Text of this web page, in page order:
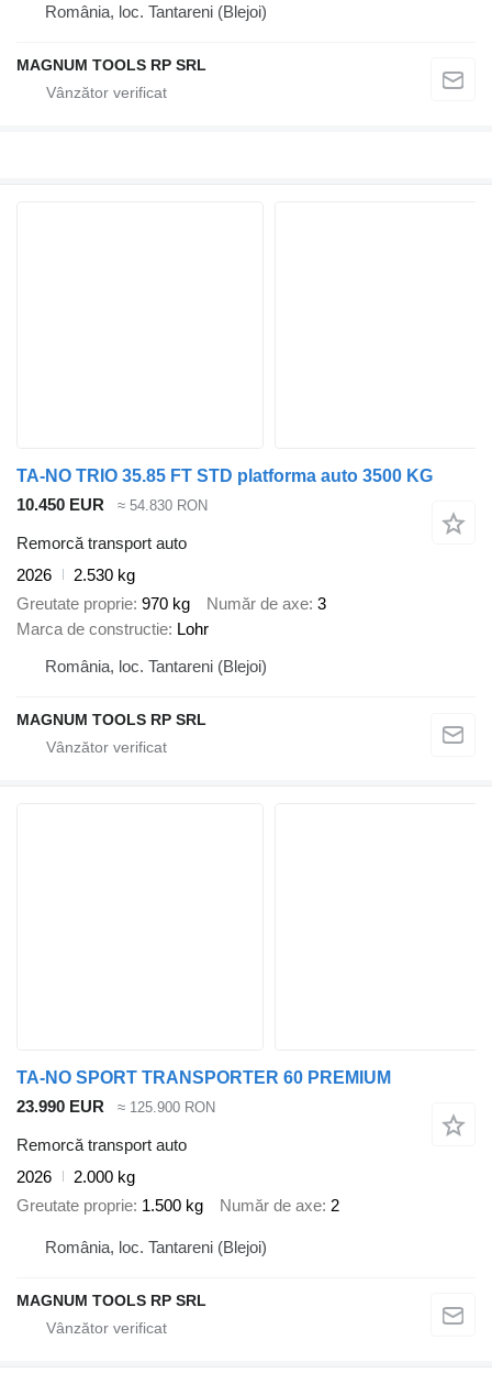
România, loc. Tantareni (Blejoi)
MAGNUM TOOLS RP SRL
TA-NO TRIO 35.85 FT STD platforma auto 3500 KG
10.450 EUR
≈ 54.830 RON
Remorcă transport auto
2026
2.530 kg
Greutate proprie 970 kg Număr de axe 3
Marca de constructie Lohr
România, loc. Tantareni (Blejoi)
MAGNUM TOOLS RP SRL
TA-NO SPORT TRANSPORTER 60 PREMIUM
23.990 EUR
≈ 125.900 RON
Remorcă transport auto
2026
2.000 kg
Greutate proprie 1.500 kg Număr de axe 2
România, loc. Tantareni (Blejoi)
MAGNUM TOOLS RP SRL